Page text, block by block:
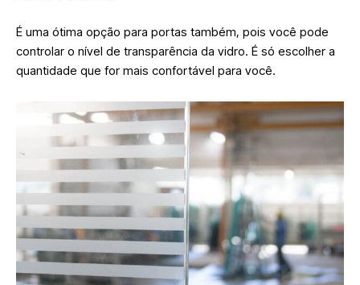
É uma ótima opção para portas também, pois você pode
controlar o nível de transparência da vidro. É só escolher a
quantidade que for mais confortável para você.